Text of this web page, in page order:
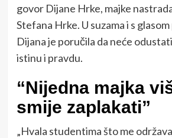
govor Dijane Hrke, majke
Stefana Hrke. U suzama i s
Dijana je poručila da neće
istinu i pravdu.
“Nijedna majka
smije zaplakati”
„Hvala studentima što me